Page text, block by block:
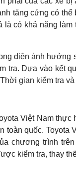
tăng cứng có
là có khả năng
diện ảnh hưởng
tra. Dựa vào kết
gian kiểm tra
Việt Nam thực
toàn quốc.
chương trình
kiểm tra, thay